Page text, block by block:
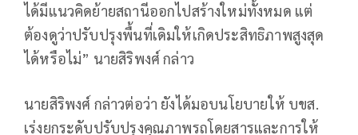
ได้มีแนวคิดย้ายสถานีออกไปสร้างใหม่ทั้งหมด แต่
ต้องดูว่าปรับปรุงพื้นที่เดิมให้เกิดประสิทธิภาพสูงสุด
ได้หรือไม่” นายสิริพงศ์ กล่าว
นายสิริพงศ์ กล่าวต่อว่า ยังได้มอบนโยบายให้ บขส.
เร่งยกระดับปรับปรุงคุณภาพรถโดยสารและการให้